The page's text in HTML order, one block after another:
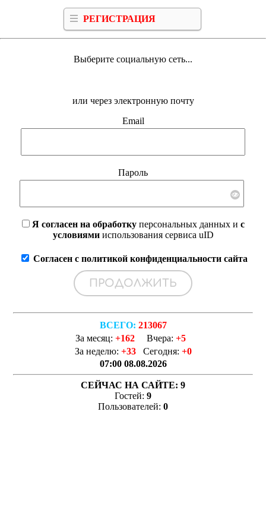
РЕГИСТРАЦИЯ
Выберите социальную сеть...
или через электронную почту
Email
Пароль
Я согласен на обработкуперсональных данных и с
условиямииспользования сервиса uID
Согласен с политикой конфиденциальности сайта
ВСЕГО: 213067
За месяц: +162 Вчера: +5
За неделю: +33 Сегодня: +0
07:00 08.08.2026
СЕЙЧАС НА САЙТЕ: 9
Гостей: 9
Пользователей: 0